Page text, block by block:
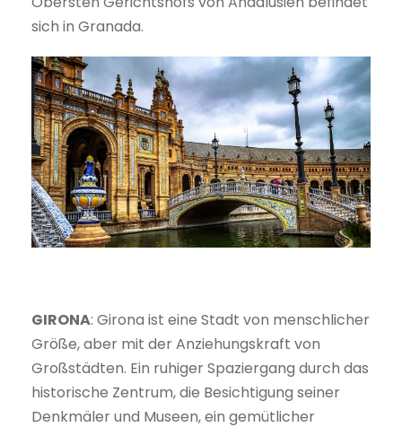
sich in Granada.
GIRONA: Girona ist eine Stadt von menschlicher
Größe, aber mit der Anziehungskraft von
Großstädten. Ein ruhiger Spaziergang durch das
historische Zentrum, die Besichtigung seiner
Denkmäler und Museen, ein gemütlicher